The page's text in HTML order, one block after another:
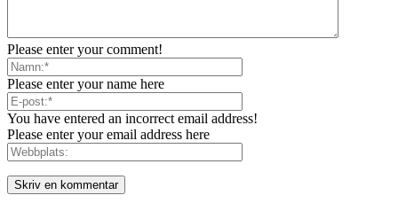
Please enter your comment!
Please enter your name here
You have entered an incorrect email address!
Please enter your email address here